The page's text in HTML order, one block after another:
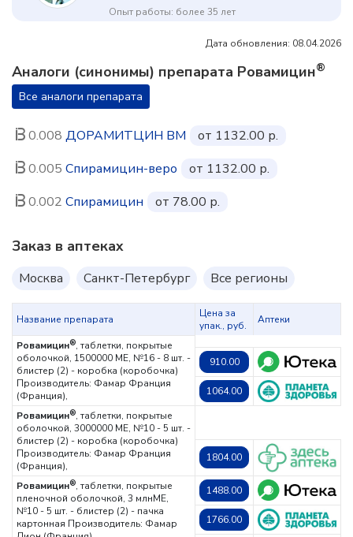
Опыт работы: более 35 лет
Дата обновления: 08.04.2026
Аналоги (синонимы) препарата Ровамицин®
Все аналоги препарата
0.008 ДОРАМИТЦИН ВМ
от 1132.00 р.
0.005 Спирамицин-веро
от 1132.00 р.
0.002 Спирамицин от 78.00 р.
Заказ в аптеках
Москва Санкт-Петербург Все регионы
Название препарата
Цена за
упак., руб.
Аптеки
Ровамицин®, таблетки, покрытые
оболочкой, 1500000 МЕ, №16 - 8 шт. -
блистер (2) - коробка (коробочка)
Производитель: Фамар Франция
(Франция),
910.00
1064.00
Ровамицин®, таблетки, покрытые
оболочкой, 3000000 МЕ, №10 - 5 шт. -
блистер (2) - коробка (коробочка)
Производитель: Фамар Франция
(Франция),
1804.00
Ровамицин®, таблетки, покрытые
пленочной оболочкой, 3 млнМЕ,
№10 - 5 шт. - блистер (2) - пачка
картонная Производитель: Фамар
1488.00
1766.00